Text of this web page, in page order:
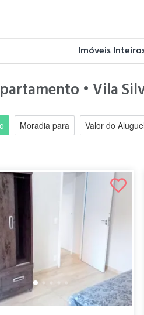
Imóveis
• Vila
Moradia para Valor do Aluguel